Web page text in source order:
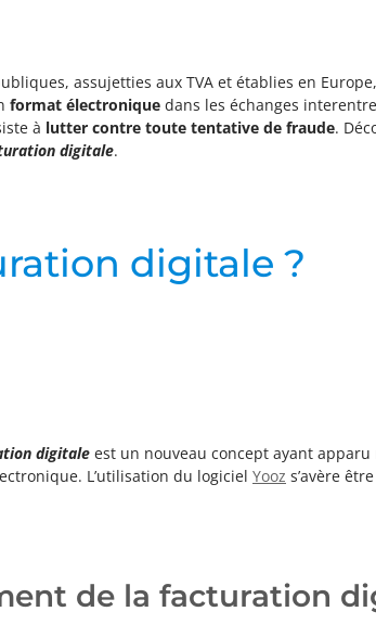
assujetties aux TVA et établies en
format électronique dans les échanges
à lutter contre toute tentative de fraude.
digitale.
digitale ?
digitale est un nouveau concept ayant
L’utilisation du logiciel Yooz s’avère
de la facturation